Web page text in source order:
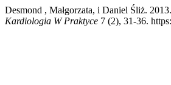
Desmond , Małgorzata, i Daniel Śliż.
Kardiologia W Praktyce 7 (2), 31-36.